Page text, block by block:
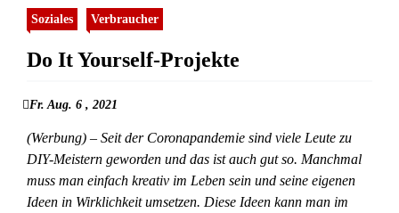
Soziales Verbraucher
Do It Yourself-Projekte
Fr. Aug. 6 , 2021
(Werbung) – Seit der Coronapandemie sind viele Leute zu
DIY-Meistern geworden und das ist auch gut so. Manchmal
muss man einfach kreativ im Leben sein und seine eigenen
Ideen in Wirklichkeit umsetzen. Diese Ideen kann man im